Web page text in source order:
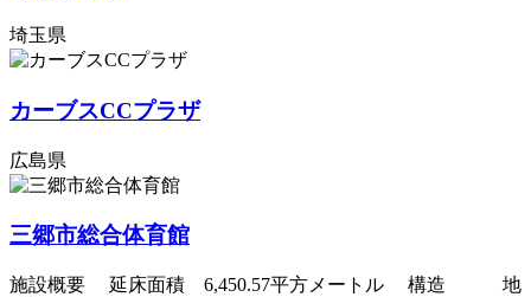
埼玉県
カーブスCCプラザ
広島県
三郷市総合体育館
施設概要 延床面積 6,450.57平方メートル 構造 地